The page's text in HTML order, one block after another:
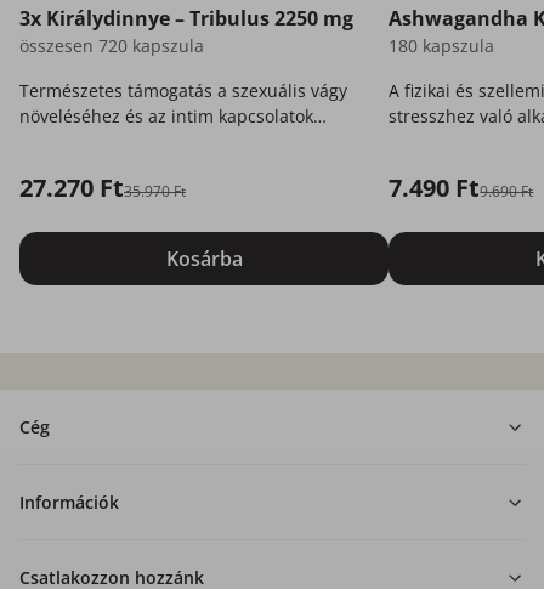
3x Királydinnye – Tribulus 2250 mg
összesen 720 kapszula
Természetes támogatás a szexuális vágy
növeléséhez és az intim kapcsolatok
27.270 Ft35.970 Ft
Kosárba
Ashwagandha
180 kapszula
A fizikai és
stresszhez való
7.490 Ft9.690 Ft
Cég
Információk
Csatlakozzon hozzánk